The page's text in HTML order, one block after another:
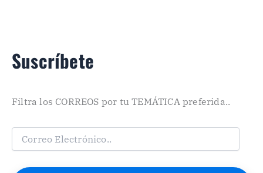
Suscríbete
Filtra los CORREOS por tu TEMÁTICA preferida..
C